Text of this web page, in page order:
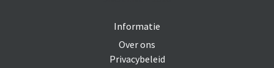
Informatie
Over ons
Privacybeleid